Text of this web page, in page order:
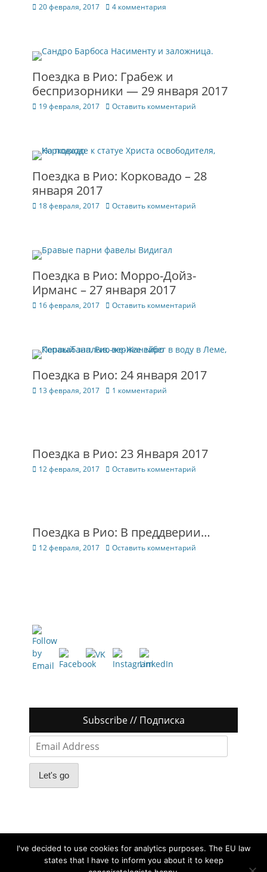
Опубликовано
20 февраля, 2017 4 комментария
Поездка в Рио: Грабеж и
беспризорники — 29 января 2017
Опубликовано
19 февраля, 2017 Оставить комментарий
Поездка в Рио: Корковадо – 28
января 2017
Опубликовано
18 февраля, 2017 Оставить комментарий
Поездка в Рио: Морро-Дойз-
Ирманс – 27 января 2017
Опубликовано
16 февраля, 2017 Оставить комментарий
Поездка в Рио: 24 января 2017
Опубликовано
13 февраля, 2017 1 комментарий
Поездка в Рио: 23 Января 2017
Опубликовано
12 февраля, 2017 Оставить комментарий
Поездка в Рио: В преддверии…
Опубликовано
12 февраля, 2017 Оставить комментарий
Subscribe // Подписка
Email
Address
Let's go
I've decided to use cookies for analytics purposes. The EU law
states that I have to inform you about it to keep